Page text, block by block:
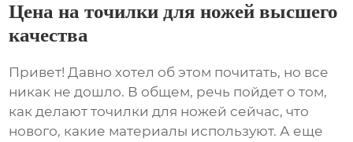
Цена на точилки для ножей высшего
качества
Привет! Давно хотел об этом почитать, но все
никак не дошло. В общем, речь пойдет о том,
как делаютточилки для ножей сейчас, что
нового, какие материалы используют. А еще